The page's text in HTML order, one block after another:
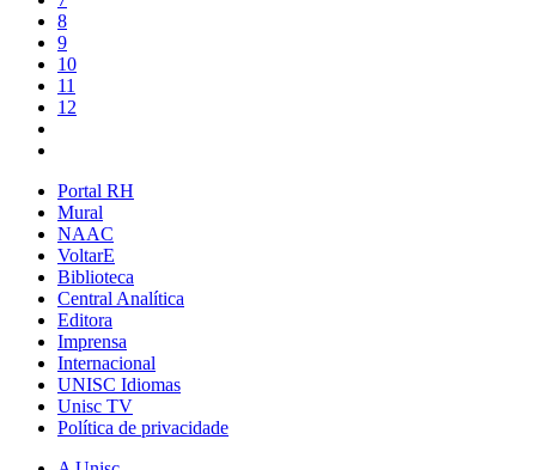
8
9
10
11
12
Portal RH
Mural
NAAC
VoltarE
Biblioteca
Central Analítica
Editora
Imprensa
Internacional
UNISC Idiomas
Unisc TV
Política de privacidade